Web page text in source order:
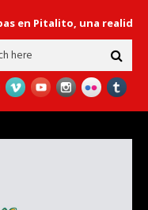
Pitalito, una realidad en